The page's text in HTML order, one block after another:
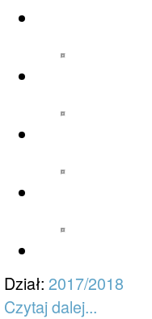
Dział: 2017/2018
Czytaj dalej...